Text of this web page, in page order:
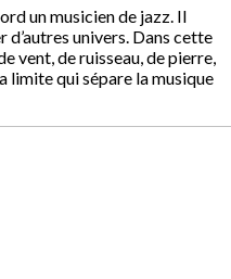
un musicien de jazz. Il
d’autres univers. Dans cette
vent, de ruisseau, de pierre,
limite qui sépare la musique